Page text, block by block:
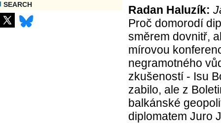
SEARCH
Radan Haluzík:
Proč domorodí
směrem dovnitř,
mírovou
negramotného
zkušeností - Isu
zabilo, ale z
balkánské
diplomatem Juro